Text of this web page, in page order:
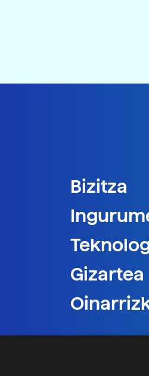
Bizitza
Gizartea